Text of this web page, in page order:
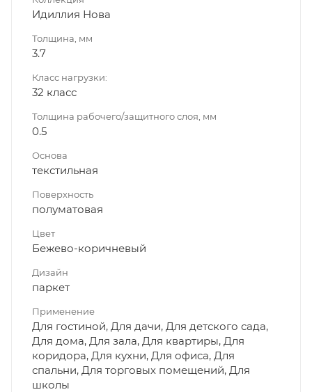
Идиллия Нова
Толщина, мм
3.7
Класс нагрузки:
32 класс
Толщина рабочего/защитного слоя, мм
0.5
Основа
текстильная
Поверхность
полуматовая
Цвет
Бежево-коричневый
Дизайн
паркет
Применение
Для гостиной, Для дачи, Для детского сада,
Для дома, Для зала, Для квартиры, Для
коридора, Для кухни, Для офиса, Для
спальни, Для торговых помещений, Для
школы